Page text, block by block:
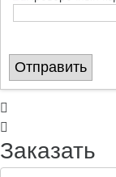
Отправить
Заказать